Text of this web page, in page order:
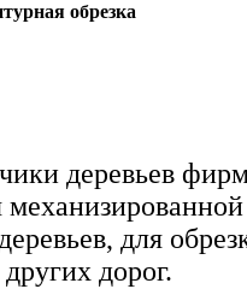
обрезка
деревьев
для
дорог.